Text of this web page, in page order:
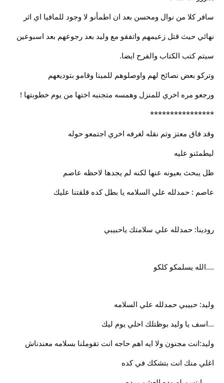
سافر كلا من نوال ومحسن بعد ان اطمأنو لا وجود للمافيا اي اثر
نهائي حيث قتل زعيمهم واتفقو مع وليد بعد رجوعهم بعد اسبوعين
سيتم كتب الكتاب والفرح ايضا.
وتركو بعض نصائح لهم واوصلوهم للمينا وقامو بتوديعهم
ورجعو مره اخري للمنزل وهمسه متجنبه اختها من يوم خطوبتها !
****************
وقد فاق معتز وتم نقله لغرفه اخري اجتمعو حوله
ليطمئنو عليه
ظل يبحث بعيونه عنها لكنه لم يجدها لاحظه عاصم
عاصم : حمدلله علي السلامه يا بطل كده قلقتنا عليك
رودينا: حمدلله علي سلامتك ياحبيبي
....الله يسلمكو كلكو
وليد: حبيبي حمدلله علي السلامه
...اسف يا وليد بوظتلك احلي يوم ليك
وليد:انت مجنون ولا ايه اهم حاجه انت تقوملنا بسلامه معندناش
اغلي منك انت بتشكك في كده